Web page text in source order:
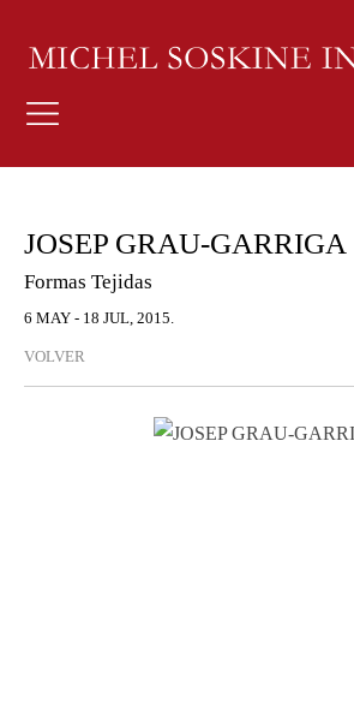
JOSEP GRAU-GARRIGA
Formas Tejidas
6 MAY - 18 JUL, 2015.
VOLVER